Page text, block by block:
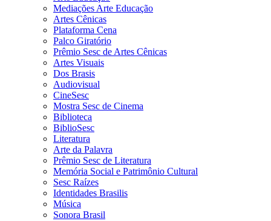
Mediações Arte Educação
Artes Cênicas
Plataforma Cena
Palco Giratório
Prêmio Sesc de Artes Cênicas
Artes Visuais
Dos Brasis
Audiovisual
CineSesc
Mostra Sesc de Cinema
Biblioteca
BiblioSesc
Literatura
Arte da Palavra
Prêmio Sesc de Literatura
Memória Social e Patrimônio Cultural
Sesc Raízes
Identidades Brasilis
Música
Sonora Brasil